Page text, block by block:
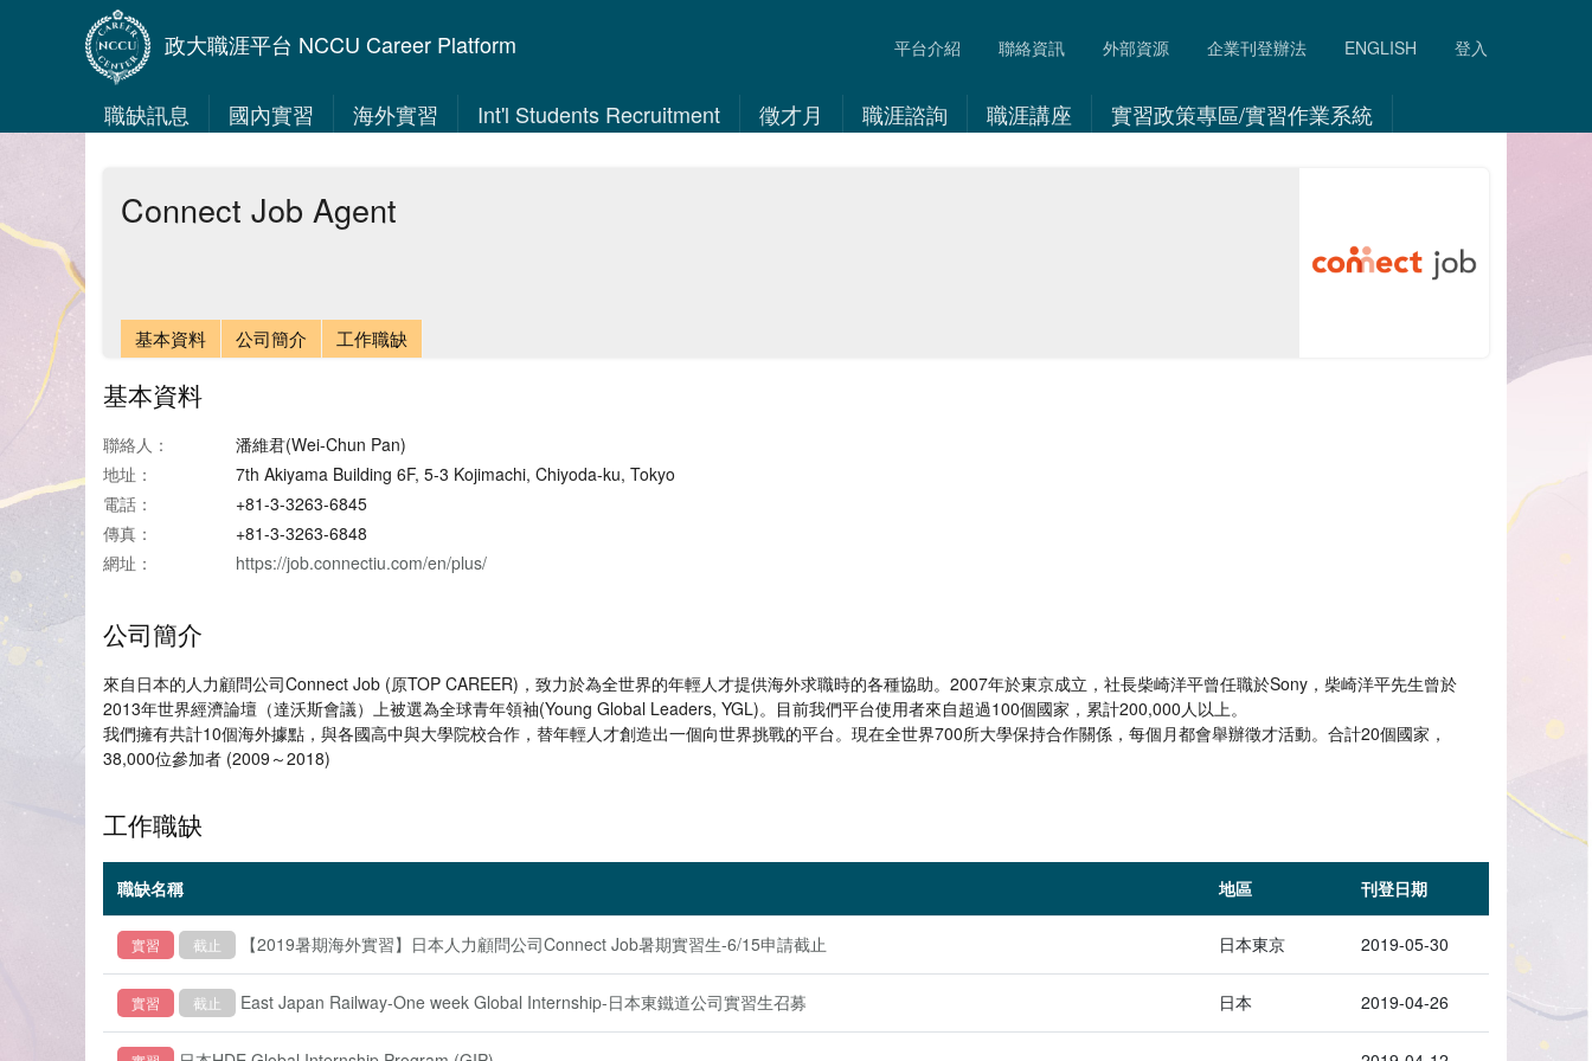
政大職涯平台 NCCU Career Platform 平台介紹 聯絡資訊 外部資源 企業刊登辦法 ENGLISH 登入
職缺訊息 國內實習 海外實習 Int'l Students Recruitment 徵才月 職涯諮詢 職涯講座 實習政策專區/實習作業系統
Connect Job Agent
基本資料 公司簡介 工作職缺
基本資料
聯絡人：
潘維君(Wei-Chun Pan)
地址：
7th Akiyama Building 6F, 5-3 Kojimachi, Chiyoda-ku, Tokyo
電話：
+81-3-3263-6845
傳真：
+81-3-3263-6848
網址：
https://job.connectiu.com/en/plus/
公司簡介
來自日本的人力顧問公司Connect Job (原TOP CAREER)，致力於為全世界的年輕人才提供海外求職時的各種協助。2007年於東京成立，社長柴崎洋平曾任職於Sony，柴崎洋平先生曾於
2013年世界經濟論壇（達沃斯會議）上被選為全球青年領袖(Young Global Leaders, YGL)。目前我們平台使用者來自超過100個國家，累計200,000人以上。
我們擁有共計10個海外據點，與各國高中與大學院校合作，替年輕人才創造出一個向世界挑戰的平台。現在全世界700所大學保持合作關係，每個月都會舉辦徵才活動。合計20個國家，
38,000位參加者 (2009～2018)
工作職缺
職缺名稱 地區 刊登日期
實習 截止 【2019暑期海外實習】日本人力顧問公司Connect Job暑期實習生-6/15申請截止 日本東京 2019-05-30
實習 截止 East Japan Railway-One week Global Internship-日本東鐵道公司實習生召募 日本 2019-04-26